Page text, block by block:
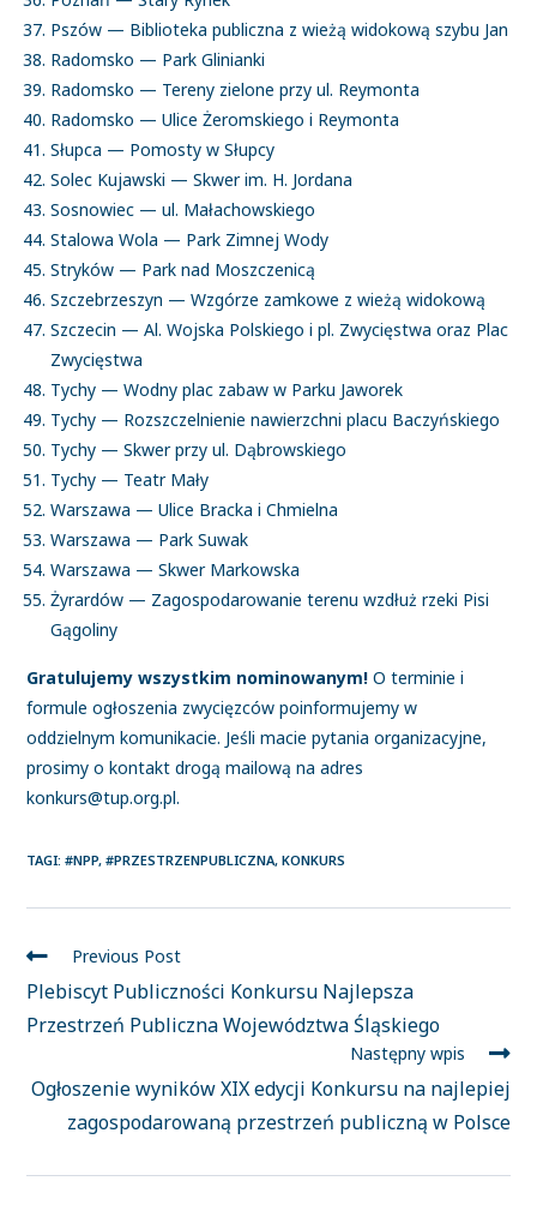
Pszów — Biblioteka publiczna z wieżą widokową szybu Jan
Radomsko — Park Glinianki
Radomsko — Tereny zielone przy ul. Reymonta
Radomsko — Ulice Żeromskiego i Reymonta
Słupca — Pomosty w Słupcy
Solec Kujawski — Skwer im. H. Jordana
Sosnowiec — ul. Małachowskiego
Stalowa Wola — Park Zimnej Wody
Stryków — Park nad Moszczenicą
Szczebrzeszyn — Wzgórze zamkowe z wieżą widokową
Szczecin — Al. Wojska Polskiego i pl. Zwycięstwa oraz Plac
Zwycięstwa
Tychy — Wodny plac zabaw w Parku Jaworek
Tychy — Rozszczelnienie nawierzchni placu Baczyńskiego
Tychy — Skwer przy ul. Dąbrowskiego
Tychy — Teatr Mały
Warszawa — Ulice Bracka i Chmielna
Warszawa — Park Suwak
Warszawa — Skwer Markowska
Żyrardów — Zagospodarowanie terenu wzdłuż rzeki Pisi
Gągoliny
Gratulujemy wszystkim nominowanym! O terminie i
formule ogłoszenia zwycięzców poinformujemy w
oddzielnym komunikacie. Jeśli macie pytania organizacyjne,
prosimy o kontakt drogą mailową na adres
konkurs@tup.org.pl.
TAGI:#NPP, #PRZESTRZENPUBLICZNA, KONKURS
Previous Post
Plebiscyt Publiczności Konkursu Najlepsza
Przestrzeń Publiczna Województwa Śląskiego
Następny wpis
Ogłoszenie wyników XIX edycji Konkursu na najlepiej
zagospodarowaną przestrzeń publiczną w Polsce